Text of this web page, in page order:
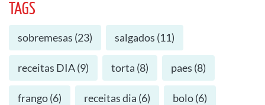
TAGS
sobremesas (23) salgados (11)
receitas DIA(9) torta (8) paes (8)
frango(6) receitas dia (6) bolo(6)